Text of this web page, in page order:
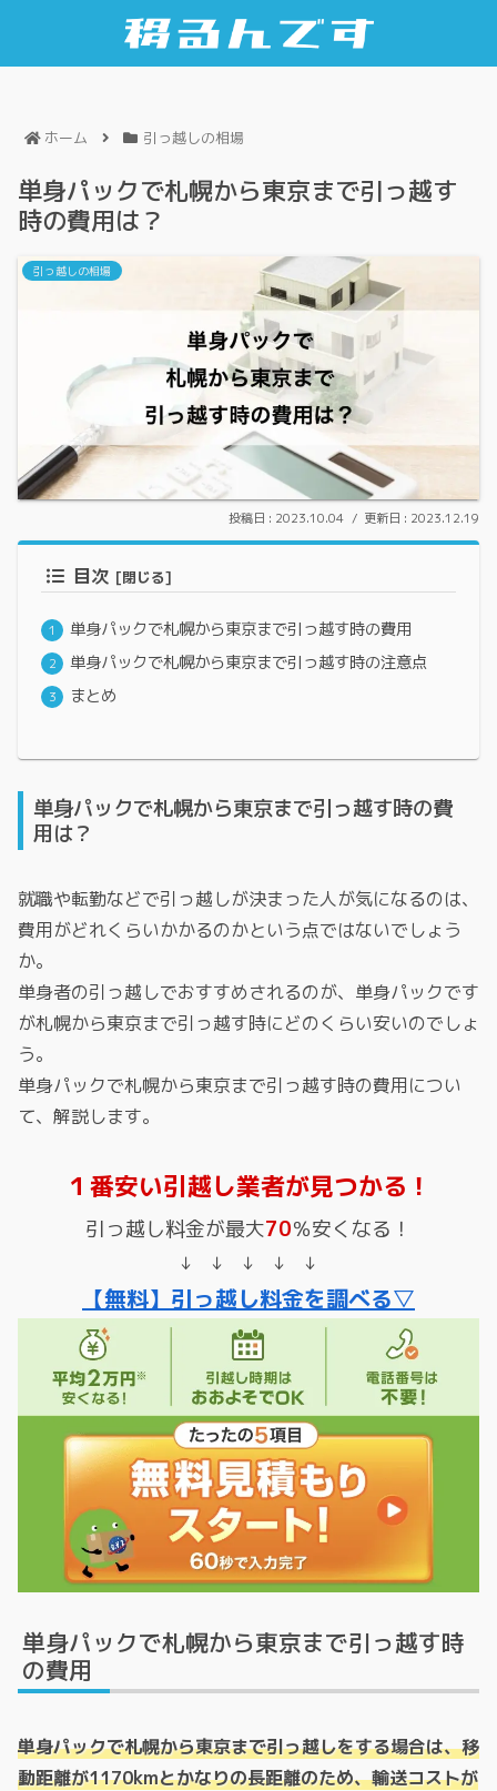
ホーム 引っ越しの相場
単身パックで札幌から東京まで引っ越す
時の費用は？
引っ越しの相場
2023.10.04 2023.12.19
目次
単身パックで札幌から東京まで引っ越す時の費用
単身パックで札幌から東京まで引っ越す時の注意点
まとめ
単身パックで札幌から東京まで引っ越す時の費
用は？
就職や転勤などで引っ越しが決まった人が気になるのは、
費用がどれくらいかかるのかという点ではないでしょう
か。
単身者の引っ越しでおすすめされるのが、単身パックです
が札幌から東京まで引っ越す時にどのくらい安いのでしょ
う。
単身パックで札幌から東京まで引っ越す時の費用につい
て、解説します。
１番安い引越し業者が見つかる！
引っ越し料金が最大70％安くなる！
↓ ↓ ↓ ↓ ↓
【無料】引っ越し料金を調べる▽
単身パックで札幌から東京まで引っ越す時
の費用
単身パックで札幌から東京まで引っ越しをする場合は、移
動距離が1170kmとかなりの長距離のため、輸送コストが